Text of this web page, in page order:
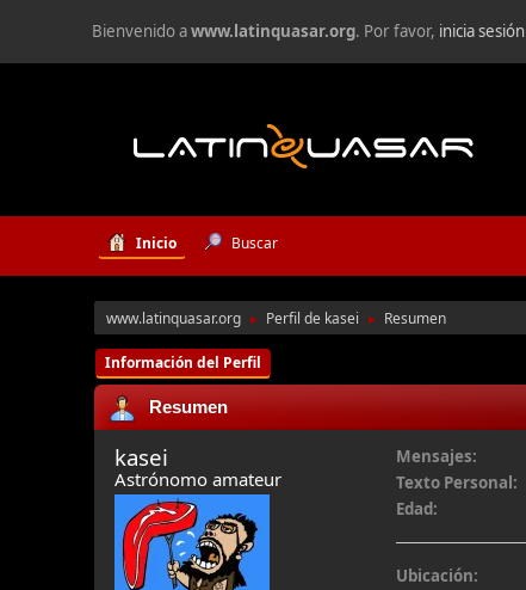
Bienvenido awww.latinquasar.org. Por favor, inicia sesión
Inicio Buscar
www.latinquasar.org ► Perfil de kasei ► Resumen
Información del Perfil
Resumen
kasei
Astrónomo amateur
Mensajes:
Texto Personal:
Edad:
Ubicación: